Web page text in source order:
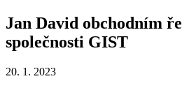
Jan David obchodním
společnosti GIST
20. 1. 2023